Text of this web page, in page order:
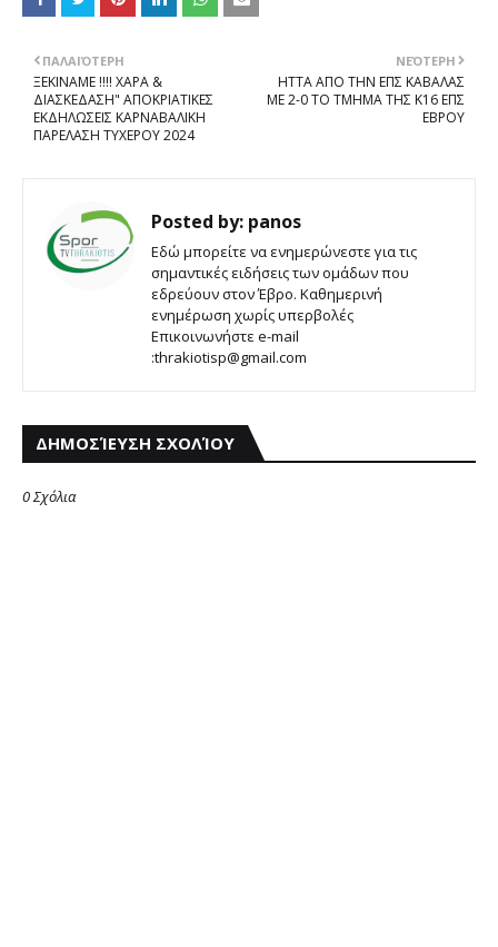
ΝΕΌΤΕΡΗ
ΗΤΤΑ ΑΠΟ ΤΗΝ ΕΠΣ ΚΑΒΑΛΑΣ
ΜΕ 2-0 ΤΟ ΤΜΗΜΑ ΤΗΣ Κ16 ΕΠΣ
ΕΒΡΟΥ
ΠΑΛΑΙΌΤΕΡΗ
ΞΕΚΙΝΑΜΕ !!!! ΧΑΡΑ &
ΔΙΑΣΚΕΔΑΣΗ" ΑΠΟΚΡΙΑΤΙΚΕΣ
ΕΚΔΗΛΩΣΕΙΣ ΚΑΡΝΑΒΑΛΙΚΗ
ΠΑΡΕΛΑΣΗ ΤΥΧΕΡΟΥ 2024
Posted by: panos
Εδώ μπορείτε να ενημερώνεστε για τις
σημαντικές ειδήσεις των ομάδων που
εδρεύουν στον Έβρο. Καθημερινή
ενημέρωση χωρίς υπερβολές
Επικοινωνήστε e-mail
:thrakiotisp@gmail.com
ΔΗΜΟΣΊΕΥΣΗ ΣΧΟΛΊΟΥ
0 Σχόλια